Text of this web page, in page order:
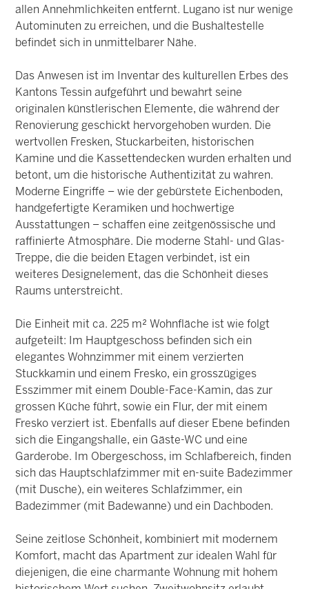
allen Annehmlichkeiten entfernt. Lugano ist nur wenige
Autominuten zu erreichen, und die Bushaltestelle
befindet sich in unmittelbarer Nähe.
Das Anwesen ist im Inventar des kulturellen Erbes des
Kantons Tessin aufgeführt und bewahrt seine
originalen künstlerischen Elemente, die während der
Renovierung geschickt hervorgehoben wurden. Die
wertvollen Fresken, Stuckarbeiten, historischen
Kamine und die Kassettendecken wurden erhalten und
betont, um die historische Authentizität zu wahren.
Moderne Eingriffe – wie der gebürstete Eichenboden,
handgefertigte Keramiken und hochwertige
Ausstattungen – schaffen eine zeitgenössische und
raffinierte Atmosphäre. Die moderne Stahl- und Glas-
Treppe, die die beiden Etagen verbindet, ist ein
weiteres Designelement, das die Schönheit dieses
Raums unterstreicht.
Die Einheit mit ca. 225 m² Wohnfläche ist wie folgt
aufgeteilt: Im Hauptgeschoss befinden sich ein
elegantes Wohnzimmer mit einem verzierten
Stuckkamin und einem Fresko, ein grosszügiges
Esszimmer mit einem Double-Face-Kamin, das zur
grossen Küche führt, sowie ein Flur, der mit einem
Fresko verziert ist. Ebenfalls auf dieser Ebene befinden
sich die Eingangshalle, ein Gäste-WC und eine
Garderobe. Im Obergeschoss, im Schlafbereich, finden
sich das Hauptschlafzimmer mit en-suite Badezimmer
(mit Dusche), ein weiteres Schlafzimmer, ein
Badezimmer (mit Badewanne) und ein Dachboden.
Seine zeitlose Schönheit, kombiniert mit modernem
Komfort, macht das Apartment zur idealen Wahl für
diejenigen, die eine charmante Wohnung mit hohem